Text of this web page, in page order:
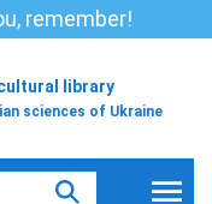
remember!
library
sciences of Ukraine